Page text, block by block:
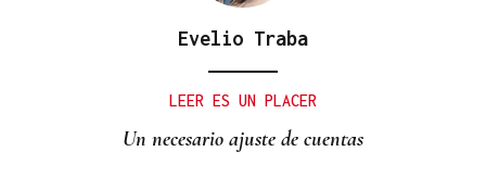
Evelio Traba
LEER ES UN PLACER
Un necesario ajuste de cuentas